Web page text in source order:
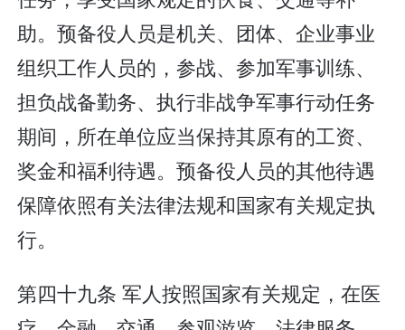
助。预备役人员是机关、团体、企业事业
组织工作人员的，参战、参加军事训练、
担负战备勤务、执行非战争军事行动任务
期间，所在单位应当保持其原有的工资、
奖金和福利待遇。预备役人员的其他待遇
保障依照有关法律法规和国家有关规定执
行。
第四十九条 军人按照国家有关规定，在医